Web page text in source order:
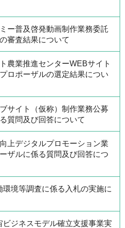
ー普及啓発動画制作業務委託
審査結果について
農業推進センターWEBサイト
ロポーザルの選定結果につい
サイト（仮称）制作業務公募
質問及び回答について
上デジタルプロモーション業
ザルに係る質問及び回答につ
境等調査に係る入札の実施に
ジネスモデル確立支援事業実